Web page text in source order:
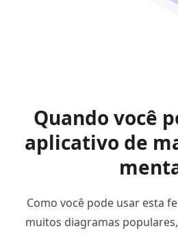
Quando você
aplicativo de
Como você pode usar esta
muitos diagramas